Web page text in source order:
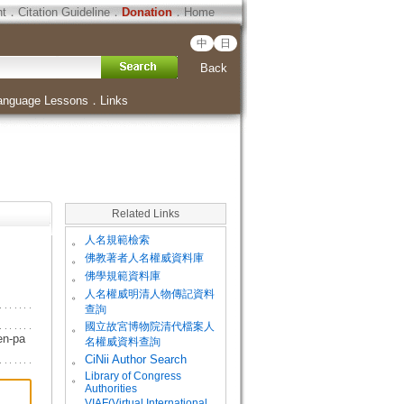
．Citation Guideline．Donation．Home
中 日
Back
Lessons ． Links
pa
Related Links
。 人名規範檢索
。 佛教著者人名權威資料庫
。 佛學規範資料庫
。
人名權威明清人物傳記資料
查詢
。
國立故宮博物院清代檔案人
名權威資料查詢
。
CiNii Author Search
。
Library of Congress
Authorities